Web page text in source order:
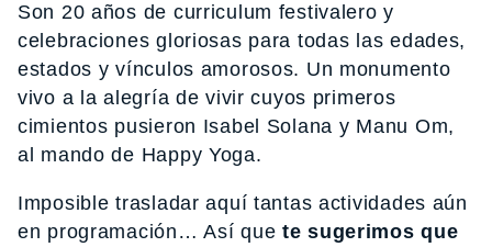
Son 20 años de curriculum festivalero y
celebraciones gloriosas para todas las edades,
estados y vínculos amorosos. Un monumento
vivo a la alegría de vivir cuyos primeros
cimientos pusieron Isabel Solana y Manu Om,
al mando de Happy Yoga.
Imposible trasladar aquí tantas actividades aún
en programación… Así quete sugerimos que